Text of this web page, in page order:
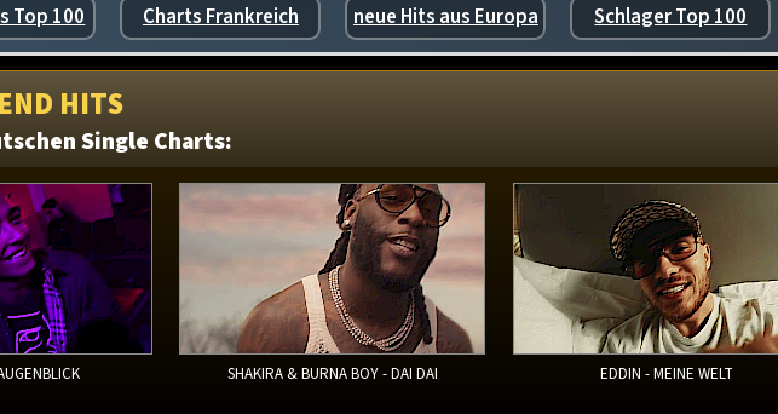
Top 100 Charts Frankreich neue Hits aus Europa Schlager Top 100
HITS
Single Charts:
SHAKIRA & BURNA BOY - DAI DAI EDDIN - MEINE WELT